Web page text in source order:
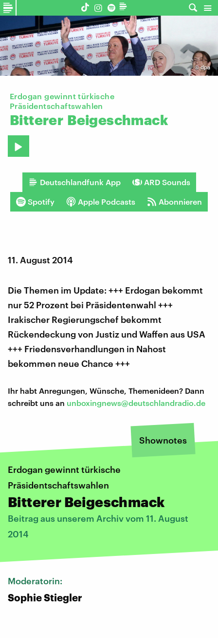
©dpa
Erdogan gewinnt türkische
Präsidentschaftswahlen
Bitterer Beigeschmack
Deutschlandfunk App ARD Sounds
Spotify Apple Podcasts Abonnieren
11. August 2014
Die Themen im Update: +++ Erdogan bekommt
nur 52 Prozent bei Präsidentenwahl +++
Irakischer Regierungschef bekommt
Rückendeckung von Justiz und Waffen aus USA
+++ Friedensverhandlungen in Nahost
bekommen neue Chance +++
Ihr habt Anregungen, Wünsche, Themenideen? Dann
schreibt uns an unboxingnews@deutschlandradio.de
Shownotes
Erdogan gewinnt türkische
Präsidentschaftswahlen
Bitterer Beigeschmack
Beitrag aus unserem Archiv vom 11. August
2014
Moderatorin:
Sophie Stiegler